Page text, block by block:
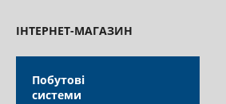
ІНТЕРНЕТ-МАГАЗИН
Побутові
системи